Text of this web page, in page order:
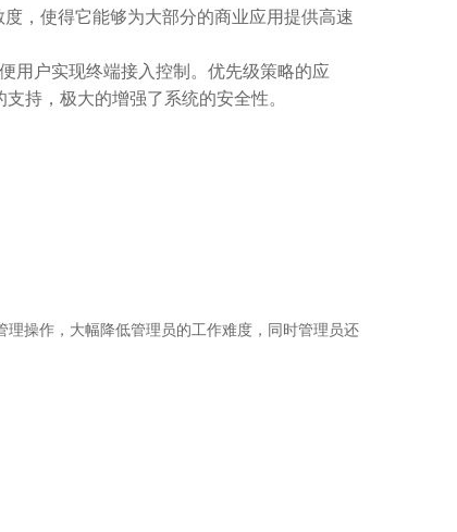
，使得它能够为大部分的商业应用提供高速
用户实现终端接入控制。优先级策略的应
持，极大的增强了系统的安全性。
操作，大幅降低管理员的工作难度，同时管理员还